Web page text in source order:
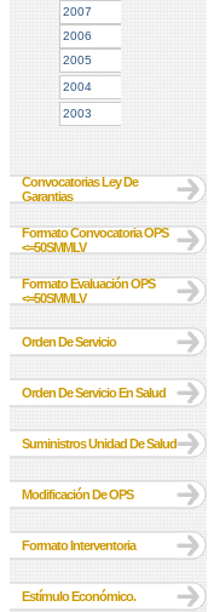
2007
2006
2005
2004
2003
Convocatorias Ley De
Garantias
Formato Convocatoria OPS
<=50SMMLV
Formato Evaluación OPS
<=50SMMLV
Orden De Servicio
Orden De Servicio En Salud
Suministros Unidad De Salud
Modificación De OPS
Formato Interventoria
Estímulo Económico.